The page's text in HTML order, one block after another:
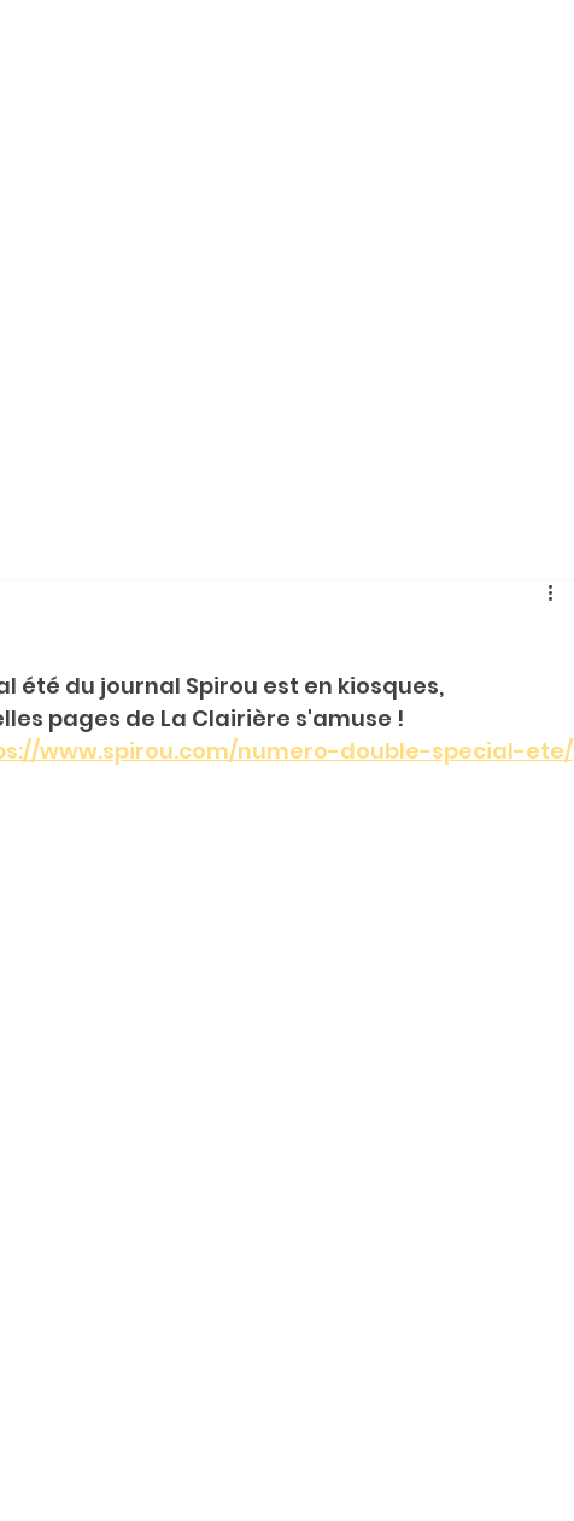
été du journal Spirou est en kiosques,
pages de La Clairière s'amuse !
www.spirou.com/numero-double-special-ete/